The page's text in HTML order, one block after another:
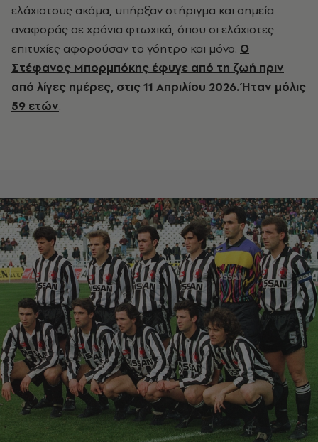
ελάχιστους ακόμα, υπήρξαν στήριγμα και σημεία
αναφοράς σε χρόνια φτωχικά, όπου οι ελάχιστες
επιτυχίες αφορούσαν το γόητρο και μόνο. Ο
Στέφανος Μπορμπόκης έφυγε από τη ζωή πριν
από λίγες ημέρες, στις 11 Απριλίου 2026. Ήταν μόλις
59 ετών.